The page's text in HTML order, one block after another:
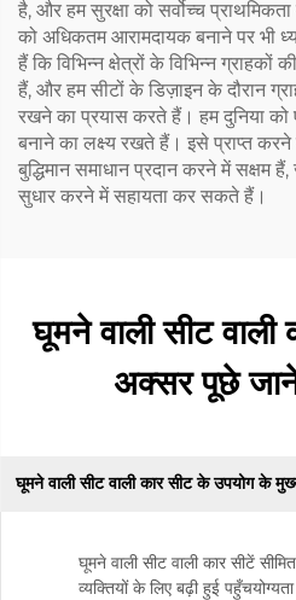
है, और हम सुरक्षा को सर्वोच्च
को अधिकतम आरामदायक बनाने पर भी
हैं कि विभिन्न क्षेत्रों के विभिन्न
हैं, और हम सीटों के डिज़ाइन के दौरान
रखने का प्रयास करते हैं। हम दुनिया
बनाने का लक्ष्य रखते हैं। इसे प्राप्त
बुद्धिमान समाधान प्रदान करने में सक्षम
सुधार करने में सहायता कर सकते हैं।
घूमने वाली सीट वाली
अक्सर पूछे
घूमने वाली सीट वाली कार सीट के उपयोग के
घूमने वाली सीट वाली कार सीटें
व्यक्तियों के लिए बढ़ी हुई